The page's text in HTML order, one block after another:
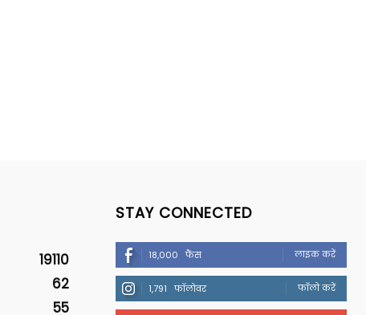
19110
62
55
STAY CONNECTED
18,000 फैंस लाइक करें
1,791 फॉलोवर फॉलो करें